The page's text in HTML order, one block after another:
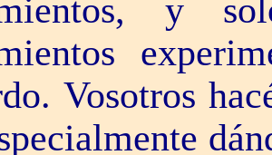
y
Vosotros